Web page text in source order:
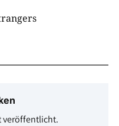
veröffentlicht.